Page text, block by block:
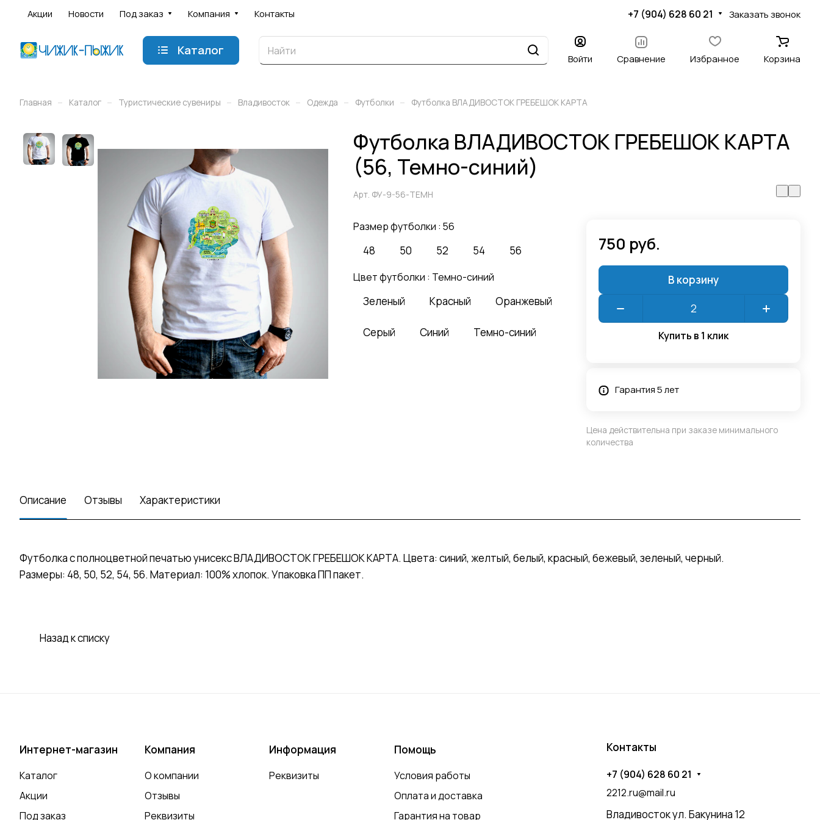
Акции Новости Под заказ Компания Контакты +7 (904) 628 60 21 Заказать звонок
Каталог
Войти Сравнение Избранное Корзина
Главная – Каталог – Туристические сувениры – Владивосток – Одежда – Футболки – Футболка ВЛАДИВОСТОК ГРЕБЕШОК КАРТА
Футболка ВЛАДИВОСТОК ГРЕБЕШОК КАРТА
(56, Темно-синий)
Арт. ФУ-9-56-ТЕМН
Размер футболки : 56
48 50 52 54 56
Цвет футболки : Темно-синий
Зеленый Красный Оранжевый
Серый Синий Темно-синий
750 руб.
В корзину
Купить в 1 клик
Гарантия 5 лет
Цена действительна при заказе минимального
количества
Описание Отзывы Характеристики
Футболка с полноцветной печатью унисекс ВЛАДИВОСТОК ГРЕБЕШОК КАРТА. Цвета: синий, желтый, белый, красный, бежевый, зеленый, черный.
Размеры: 48, 50, 52, 54, 56. Материал: 100% хлопок. Упаковка ПП пакет.
Назад к списку
Интернет-магазин
Каталог
Акции
Под заказ
Компания
О компании
Отзывы
Реквизиты
Информация
Реквизиты
Помощь
Условия работы
Оплата и доставка
Гарантия на товар
Контакты
+7 (904) 628 60 21
2212.ru@mail.ru
Владивосток ул. Бакунина 12